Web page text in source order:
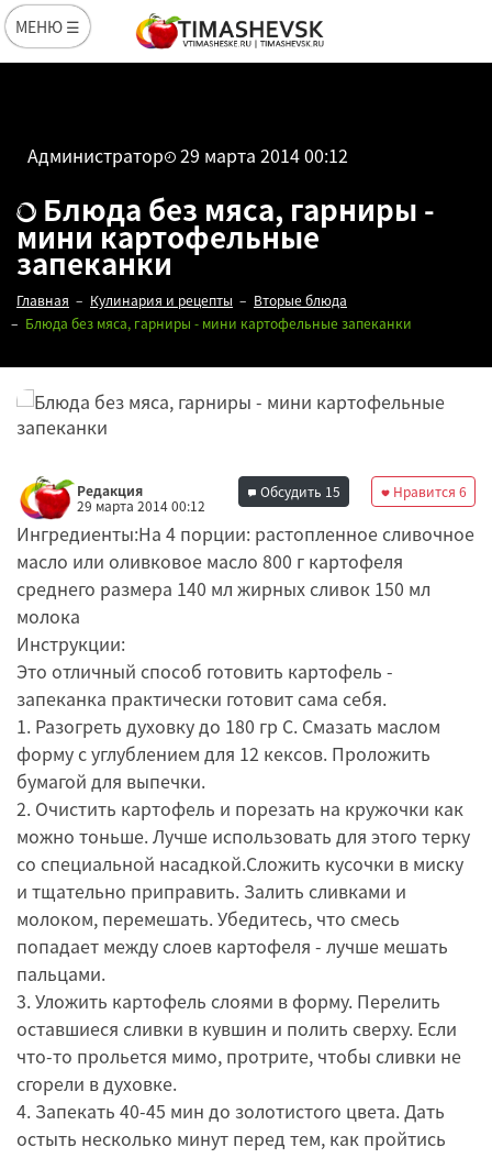
МЕНЮ ☰
Администратор 29 марта 2014 00:12
Блюда без мяса, гарниры -
мини картофельные
запеканки
Главная Кулинария и рецепты
Вторые блюда
Блюда без мяса, гарниры - мини картофельные запеканки
Редакция
29 марта 2014 00:12
Нравится 6
Обсудить 15
Ингредиенты:На 4 порции: растопленное сливочное
масло или оливковое масло 800 г картофеля
среднего размера 140 мл жирных сливок 150 мл
молока
Инструкции:
Это отличный способ готовить картофель -
запеканка практически готовит сама себя.
1. Разогреть духовку до 180 гр С. Смазать маслом
форму с углублением для 12 кексов. Проложить
бумагой для выпечки.
2. Очистить картофель и порезать на кружочки как
можно тоньше. Лучше использовать для этого терку
со специальной насадкой.Сложить кусочки в миску
и тщательно приправить. Залить сливками и
молоком, перемешать. Убедитесь, что смесь
попадает между слоев картофеля - лучше мешать
пальцами.
3. Уложить картофель слоями в форму. Перелить
оставшиеся сливки в кувшин и полить сверху. Если
что-то прольется мимо, протрите, чтобы сливки не
сгорели в духовке.
4. Запекать 40-45 мин до золотистого цвета. Дать
остыть несколько минут перед тем, как пройтись